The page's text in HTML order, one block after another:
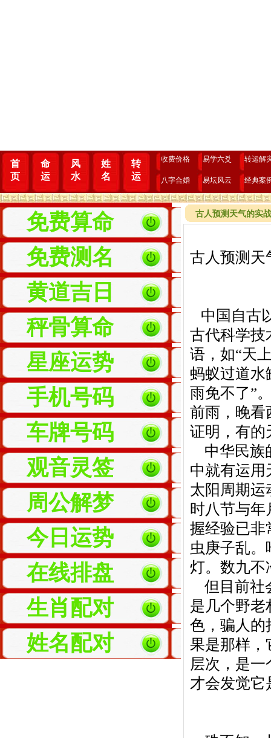
首
页
命
运
风
水
姓
名
转
运
收费价格 易学六爻 转运解
八字合婚 易坛风云 经典案
免费算命
免费测名
黄道吉日
秤骨算命
星座运势
手机号码
车牌号码
观音灵签
周公解梦
今日运势
在线排盘
生肖配对
姓名配对
古人预测天气的实战
古人预测
中国自古
古代科学技
语，如“天
蚂蚁过道水
雨免不了”
前雨，晚看
证明，有的
中华民族
中就有运用
太阳周期运
时八节与
握经验已非
虫庚子乱。
灯。数九
但目前社
是几个野老
色，骗人的
果是那样，
层次，是
才会发觉它